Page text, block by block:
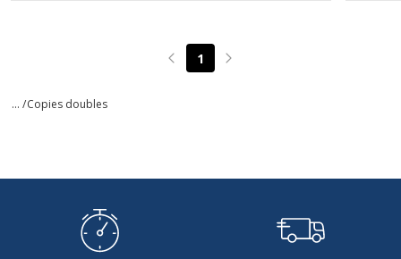
Page précédente
1 Page suivante
... /Copies doubles